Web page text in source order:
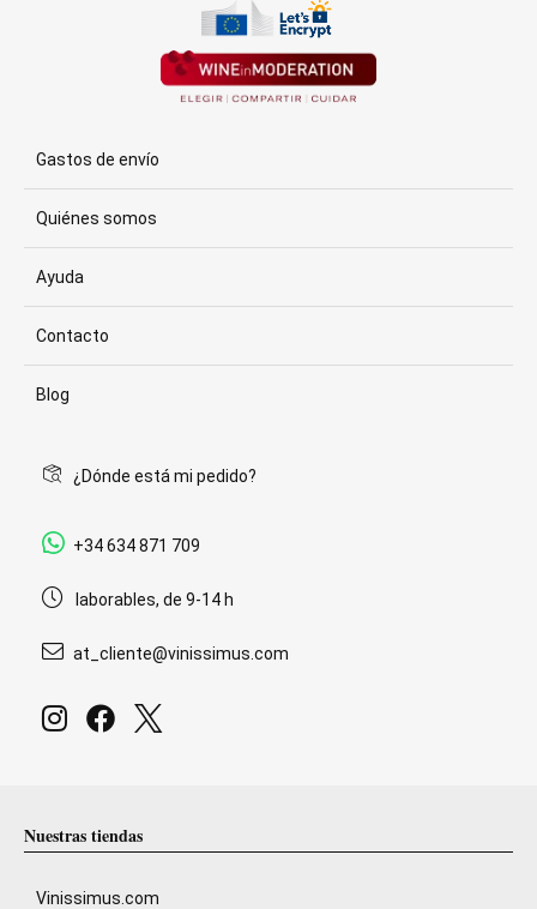
Gastos de envío
Quiénes somos
Ayuda
Contacto
Blog
¿Dónde está mi pedido?
+34 634 871 709
laborables, de 9-14 h
at_cliente@vinissimus.com
Nuestras tiendas
Vinissimus.com